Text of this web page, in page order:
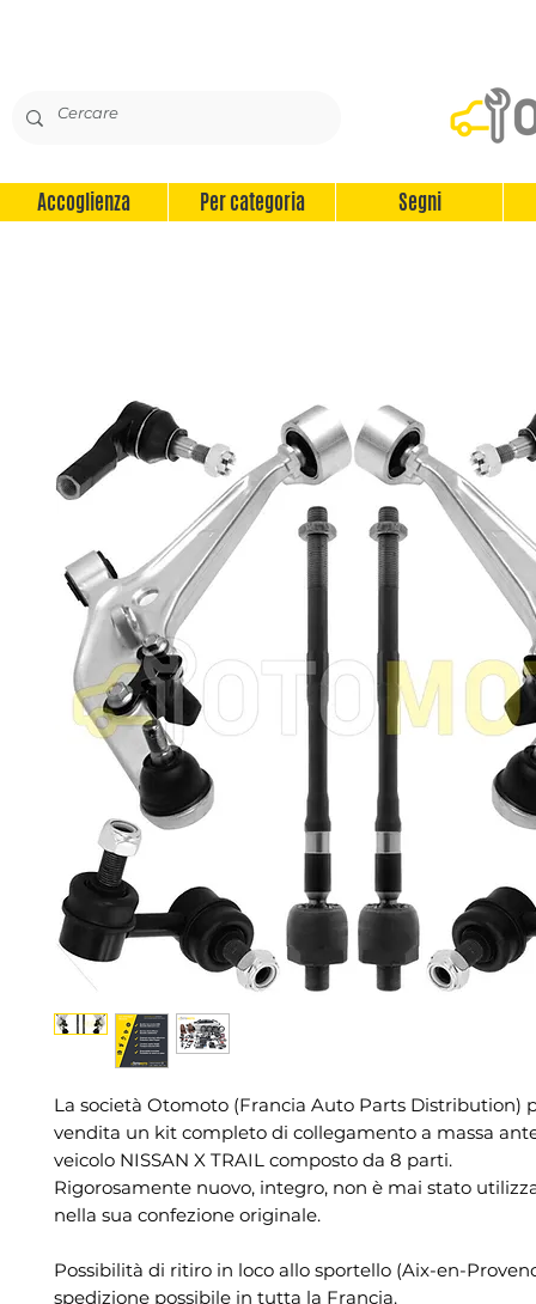
Accoglienza Per categoria Segni
La società Otomoto (Francia Auto Parts Distribution)
vendita un kit completo di collegamento a massa
veicolo NISSAN X TRAIL composto da 8 parti.
Rigorosamente nuovo, integro, non è mai stato
nella sua confezione originale.
Possibilità di ritiro in loco allo sportello (Aix-en-
spedizione possibile in tutta la Francia.